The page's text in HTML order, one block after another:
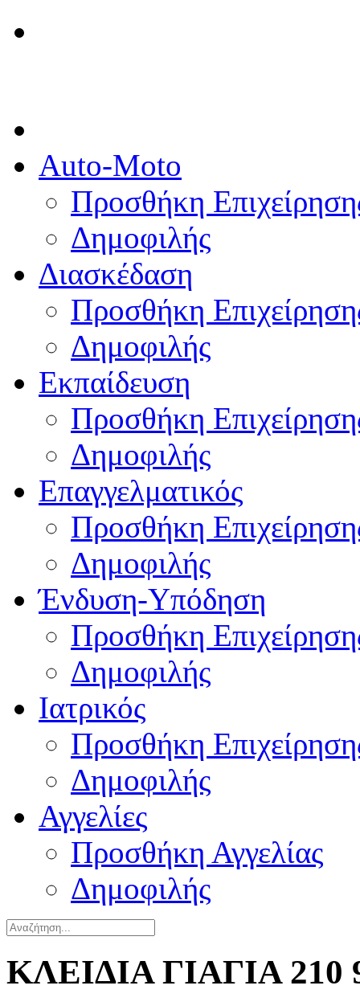
Auto-Moto
Προσθήκη
Δημοφιλής
Διασκέδαση
Προσθήκη
Δημοφιλής
Εκπαίδευση
Προσθήκη
Δημοφιλής
Επαγγελματικός
Προσθήκη
Δημοφιλής
Ένδυση-Υπόδηση
Προσθήκη
Δημοφιλής
Ιατρικός
Προσθήκη
Δημοφιλής
Αγγελίες
Προσθήκη Αγγελίας
Δημοφιλής
ΚΛΕΙΔΙΑ ΓΙΑΓΙΑ 210